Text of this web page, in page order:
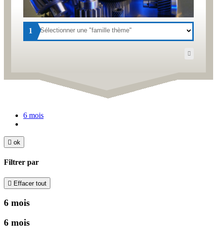
1
6 mois
 ok
Filtrer par
 Effacer tout
6 mois
6 mois